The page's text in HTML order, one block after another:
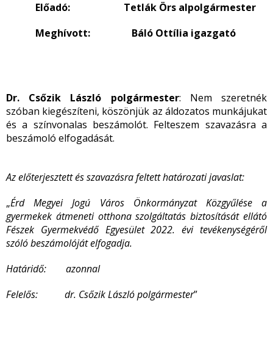
Előadó: Tetlák Örs alpolgármester
Meghívott: Báló Ottília igazgató
Dr. Csőzik László polgármester: Nem szeretnék
szóban kiegészíteni, köszönjük az áldozatos munkájukat
és a színvonalas beszámolót. Felteszem szavazásra a
beszámoló elfogadását.
Az előterjesztett és szavazásra feltett határozati javaslat:
„Érd Megyei Jogú Város Önkormányzat Közgyűlése a
gyermekek átmeneti otthona szolgáltatás biztosítását ellátó
Fészek Gyermekvédő Egyesület 2022. évi tevékenységéről
szóló beszámolóját elfogadja.
Határidő: azonnal
Felelős:
dr. Csőzik László polgármester”